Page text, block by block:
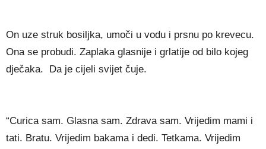
On uze struk bosiljka, umoči u vodu i prsnu po krevecu.
Ona se probudi. Zaplaka glasnije i grlatije od bilo kojeg
dječaka. Da je cijeli svijet čuje.
“Curica sam. Glasna sam. Zdrava sam. Vrijedim mami i
tati. Bratu. Vrijedim bakama i dedi. Tetkama. Vrijedim